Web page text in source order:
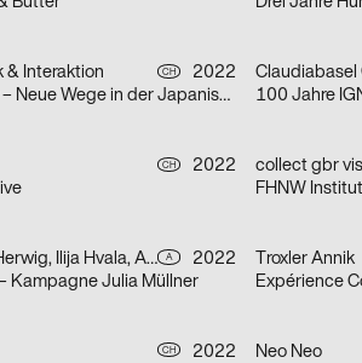
& Interaktion CH
2022
Make Do With Now – Neue Wege in der Japanischen Architektur
Claudiabasel
100 Jahre
CH
2022
collect gbr
FHNW
EXEX, Scherabon Herwig, Ilija Hvala, Anouk Rehorek, Erli Grünzweil, Joshua Alena Mallek A
2022
Kampagne Julia Müllner
Troxler Annik
Expérience
CH
2022
Neo Neo